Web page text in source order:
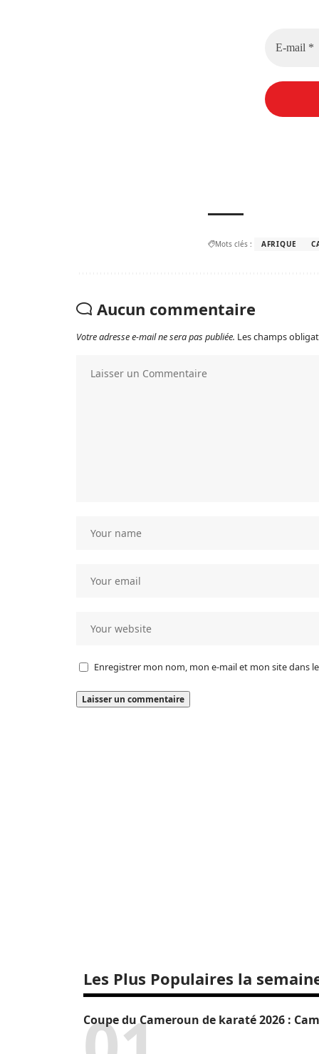
Mots clés : AFRIQUE
Aucun commentaire
Votre adresse e-mail ne sera pas publiée. Les champs
Enregistrer mon nom, mon e-mail et mon site dans
Les Plus Populaires la
Coupe du Cameroun de karaté 2026 :